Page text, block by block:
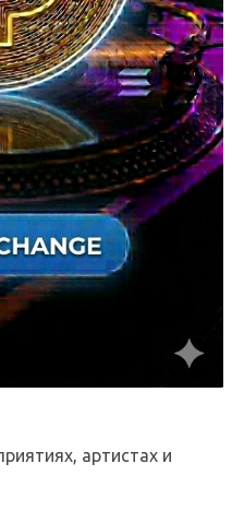
артистах и